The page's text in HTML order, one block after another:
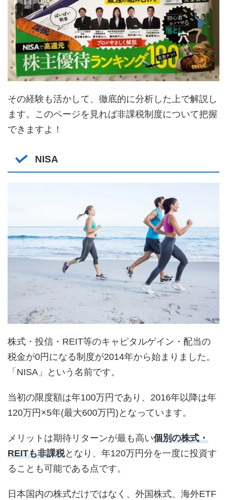
その経験も活かして、徹底的に分析した上で解説し
ます。このページを見れば非課税制度について把握
できますよ！
NISA
株式・投信・REIT等のキャピタルゲイン・配当の
税金が0円になる制度が2014年から始まりました。
「NISA」という名前です。
当初の限度額は年100万円であり、2016年以降は年
120万円×5年(最大600万円)となっています。
メリットは期待リターンが最も高い個別の株式・
REITも非課税となり、年120万円分を一度に投資す
ることも可能である点です。
日本国内の株式だけではなく、外国株式、海外ETF